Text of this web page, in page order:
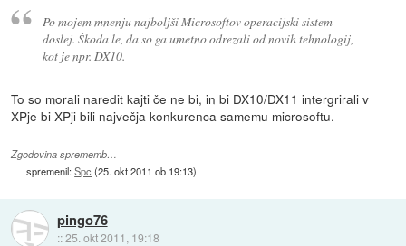
Po mojem mnenju najboljši Microsoftov operacijski sistem
doslej. Škoda le, da so ga umetno odrezali od novih tehnologij,
kot je npr. DX10.
To so morali naredit kajti če ne bi, in bi DX10/DX11 intergrirali v
XPje bi XPji bili največja konkurenca samemu microsoftu.
Zgodovina sprememb…
spremenil:Spc (25. okt 2011 ob 19:13)
pingo76
::25. okt 2011, 19:18